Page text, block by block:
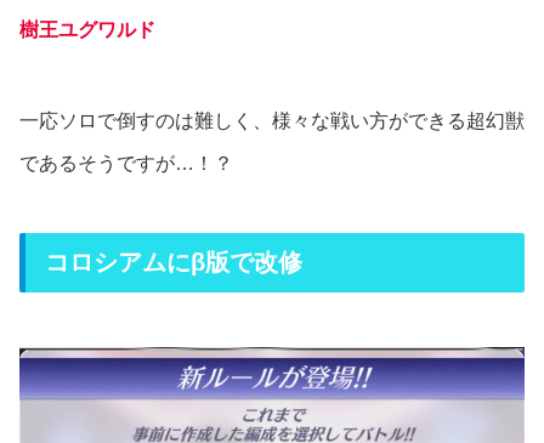
樹王ユグワルド
一応ソロで倒すのは難しく、様々な戦い方ができる超幻獣
であるそうですが…！？
コロシアムにβ版で改修